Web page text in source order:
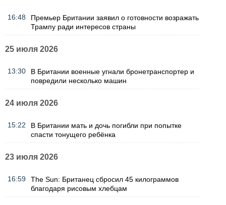
16:48
Премьер Британии заявил о готовности возражать
Трампу ради интересов страны
25 июля 2026
13:30
В Британии военные угнали бронетранспортер и
повредили несколько машин
24 июля 2026
15:22
В Британии мать и дочь погибли при попытке
спасти тонущего ребёнка
23 июля 2026
16:59
The Sun: Британец сбросил 45 килограммов
благодаря рисовым хлебцам